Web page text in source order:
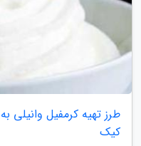
طرز تهیه کرمفیل وانیلی
کیک